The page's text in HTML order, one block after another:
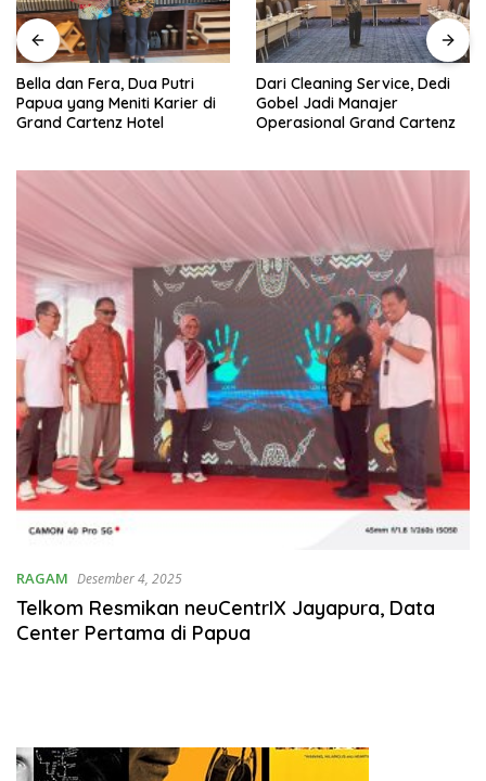
Bella dan Fera, Dua Putri
Papua yang Meniti Karier di
Grand Cartenz Hotel
Dari Cleaning Service, Dedi
Gobel Jadi Manajer
Operasional Grand Cartenz
RAGAM Desember 4, 2025
Telkom Resmikan neuCentrIX Jayapura, Data
Center Pertama di Papua